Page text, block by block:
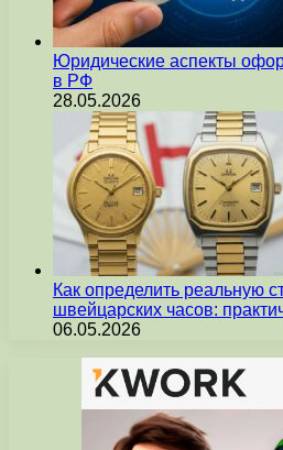
Юридические аспекты
в РФ
28.05.2026
Как определить реальную
швейцарских часов:
06.05.2026